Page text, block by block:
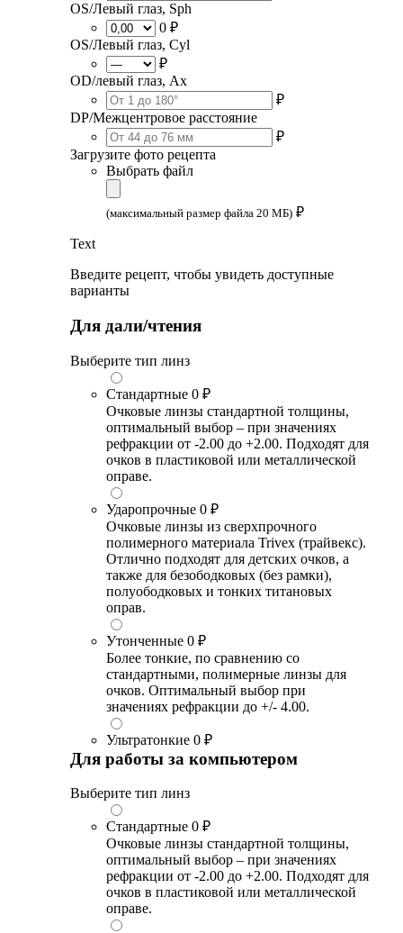
OS/Левый глаз, Sph
0 ₽
OS/Левый глаз, Cyl
₽
OD/левый глаз, Ax
₽
DP/Межцентровое расстояние
₽
Загрузите фото рецепта
Выбрать файл
(максимальный размер файла 20 МБ) ₽
Text
Введите рецепт, чтобы увидеть доступные
варианты
Для дали/чтения
Выберите тип линз
Стандартные 0 ₽
Очковые линзы стандартной толщины,
оптимальный выбор – при значениях
рефракции от -2.00 до +2.00. Подходят для
очков в пластиковой или металлической
оправе.
Ударопрочные 0 ₽
Очковые линзы из сверхпрочного
полимерного материала Trivex (трайвекс).
Отлично подходят для детских очков, а
также для безободковых (без рамки),
полуободковых и тонких титановых
оправ.
Утонченные 0 ₽
Более тонкие, по сравнению со
стандартными, полимерные линзы для
очков. Оптимальный выбор при
значениях рефракции до +/- 4.00.
Ультратонкие 0 ₽
Для работы за компьютером
Выберите тип линз
Стандартные 0 ₽
Очковые линзы стандартной толщины,
оптимальный выбор – при значениях
рефракции от -2.00 до +2.00. Подходят для
очков в пластиковой или металлической
оправе.